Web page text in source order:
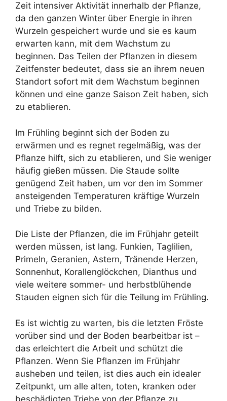
Zeit intensiver Aktivität innerhalb der Pflanze,
da den ganzen Winter über Energie in ihren
Wurzeln gespeichert wurde und sie es kaum
erwarten kann, mit dem Wachstum zu
beginnen. Das Teilen der Pflanzen in diesem
Zeitfenster bedeutet, dass sie an ihrem neuen
Standort sofort mit dem Wachstum beginnen
können und eine ganze Saison Zeit haben, sich
zu etablieren.
Im Frühling beginnt sich der Boden zu
erwärmen und es regnet regelmäßig, was der
Pflanze hilft, sich zu etablieren, und Sie weniger
häufig gießen müssen. Die Staude sollte
genügend Zeit haben, um vor den im Sommer
ansteigenden Temperaturen kräftige Wurzeln
und Triebe zu bilden.
Die Liste der Pflanzen, die im Frühjahr geteilt
werden müssen, ist lang. Funkien, Taglilien,
Primeln, Geranien, Astern, Tränende Herzen,
Sonnenhut, Korallenglöckchen, Dianthus und
viele weitere sommer- und herbstblühende
Stauden eignen sich für die Teilung im Frühling.
Es ist wichtig zu warten, bis die letzten Fröste
vorüber sind und der Boden bearbeitbar ist –
das erleichtert die Arbeit und schützt die
Pflanzen. Wenn Sie Pflanzen im Frühjahr
ausheben und teilen, ist dies auch ein idealer
Zeitpunkt, um alle alten, toten, kranken oder
beschädigten Triebe von der Pflanze zu